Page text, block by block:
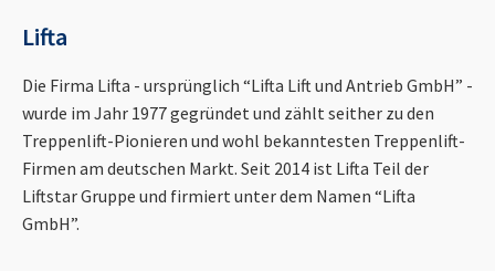
Lifta
Die Firma Lifta - ursprünglich “Lifta Lift und Antrieb GmbH” -
wurde im Jahr 1977 gegründet und zählt seither zu den
Treppenlift-Pionieren und wohl bekanntesten Treppenlift-
Firmen am deutschen Markt. Seit 2014 ist Lifta Teil der
Liftstar Gruppe und firmiert unter dem Namen “Lifta
GmbH”.